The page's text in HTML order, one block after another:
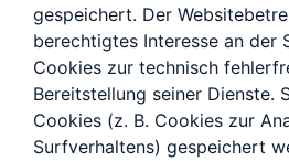
gespeichert. Der
berechtigtes Interesse an der
Cookies zur technisch
Bereitstellung seiner Dienste.
Cookies (z. B. Cookies zur
Surfverhaltens) gespeichert